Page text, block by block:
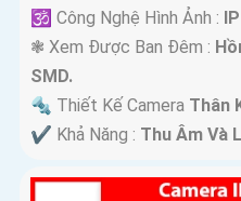
🕉️ Công Nghệ Hình Ảnh :
❃ Xem Được Ban Đêm :
SMD.
🔩 Thiết Kế Camera Thân
️✔️ Khả Năng : Thu Âm Và